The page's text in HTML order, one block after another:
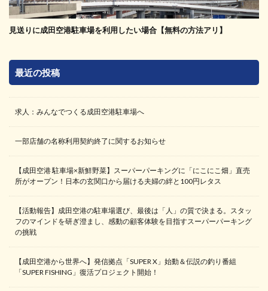
見送りに成田空港駐車場を利用したい場合【無料の方法アリ】
最近の投稿
求人：みんなでつくる成田空港駐車場へ
一部店舗の名称利用契約終了に関するお知らせ
【成田空港 駐車場×新鮮野菜】スーパーパーキングに「にこにこ畑」直売
所がオープン！日本の玄関口から届ける夫婦の絆と100円レタス
【活動報告】成田空港の駐車場選び、最後は「人」の質で決まる。スタッ
フのマインドを研ぎ澄まし、感動の顧客体験を目指すスーパーパーキング
の挑戦
【成田空港から世界へ】発信拠点「SUPER X」始動＆伝説の釣り番組
「SUPER FISHING」復活プロジェクト開始！